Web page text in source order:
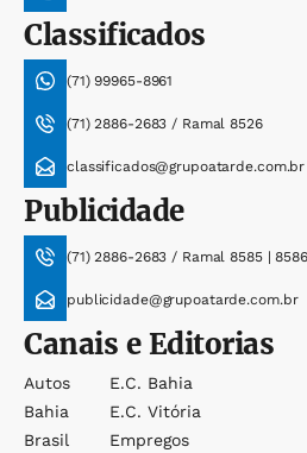
Classificados
(71) 99965-8961
(71) 2886-2683 / Ramal 8526
classificados@grupoatarde.com.br
Publicidade
(71) 2886-2683 / Ramal 8585 | 8586
publicidade@grupoatarde.com.br
Canais e Editorias
Autos
Bahia
Brasil
E.c. Bahia
E.c. Vitória
Empregos